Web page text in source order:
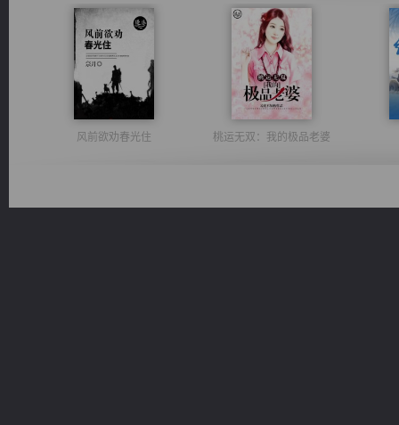
风前欲劝春光住 桃运无双：我的极品老婆